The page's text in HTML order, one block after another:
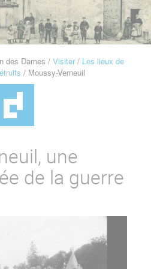
des Dames Visiter
Les lieux de
Moussy-Verneuil
une
de la guerre